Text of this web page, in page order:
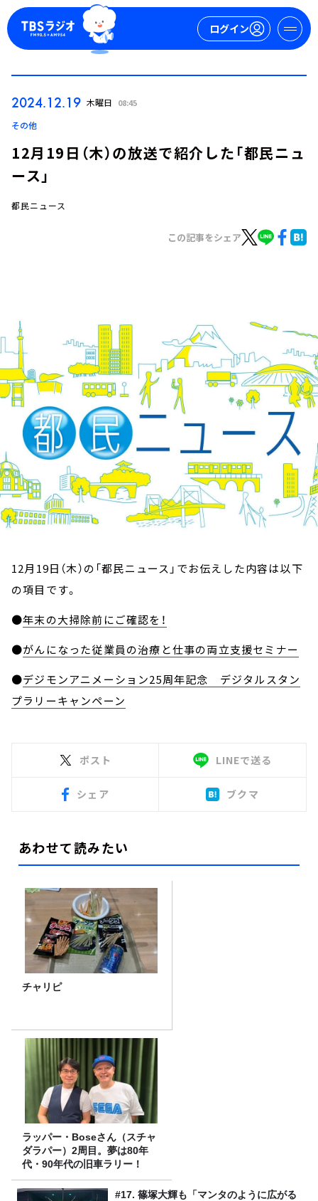
ログイン
イベント・グッズ
YouTube
会社情報
2024.12.19 木曜日 08:45
その他
12月19日（木）の放送で紹介した「都民ニュ
ース」
都民ニュース
この記事をシェア
12月19日（木）の「都民ニュース」でお伝えした内容は以下
の項目です。
●年末の大掃除前にご確認を！
●がんになった従業員の治療と仕事の両立支援セミナー
●デジモンアニメーション25周年記念 デジタルスタン
プラリーキャンペーン
ポスト LINEで送る
シェア ブクマ
あわせて読みたい
チャリピ
ラッパー・Boseさん（スチャ
ダラパー）2周目。夢は80年
代・90年代の旧車ラリー！
#17. 篠塚大輝も「マンタのように広がる